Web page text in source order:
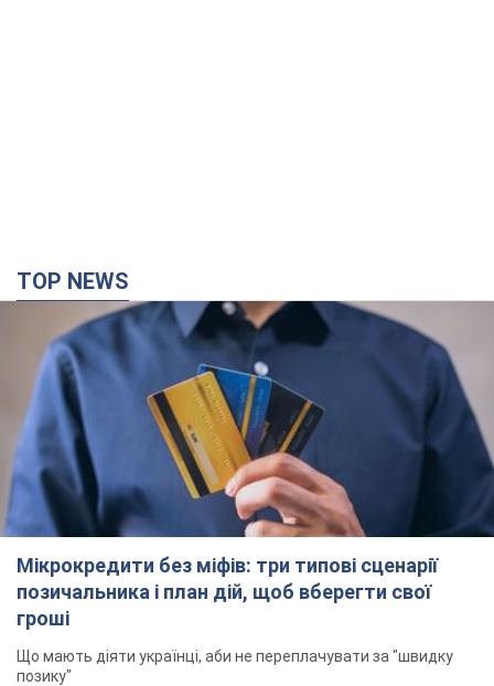
TOP NEWS
Мікрокредити без міфів: три типові сценарії
позичальника і план дій, щоб вберегти свої
гроші
Що мають діяти українці, аби не переплачувати за "швидку
позику"